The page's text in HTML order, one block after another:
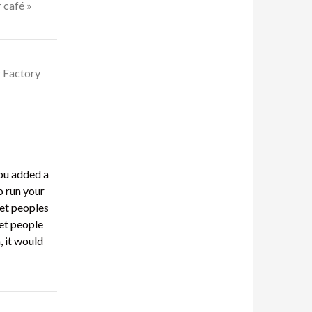
café »
Factory
added a
run your
peoples
people
it would